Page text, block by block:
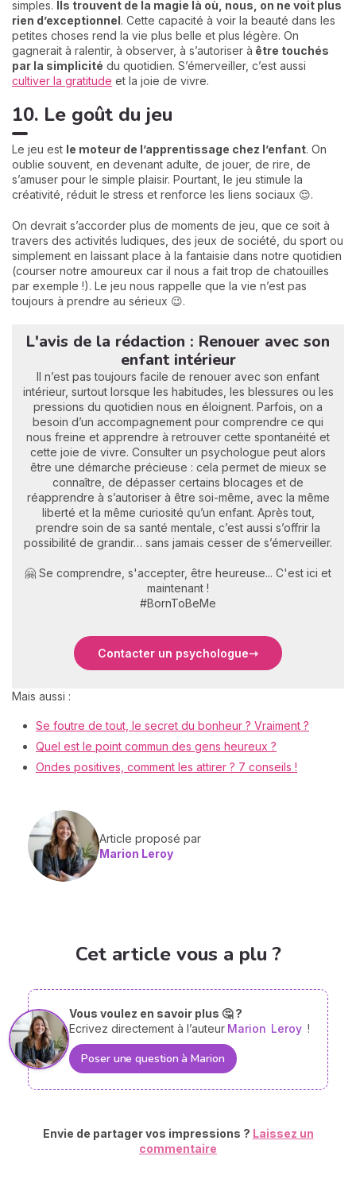
simples. Ils trouvent de la magie là où, nous, on ne voit plus
rien d’exceptionnel. Cette capacité à voir la beauté dans les
petites choses rend la vie plus belle et plus légère. On
gagnerait à ralentir, à observer, à s’autoriser à être touchés
par la simplicité du quotidien. S’émerveiller, c’est aussi
cultiver la gratitude et la joie de vivre.
10. Le goût du jeu
Le jeu est le moteur de l’apprentissage chez l’enfant. On
oublie souvent, en devenant adulte, de jouer, de rire, de
s’amuser pour le simple plaisir. Pourtant, le jeu stimule la
créativité, réduit le stress et renforce les liens sociaux 😌.
On devrait s’accorder plus de moments de jeu, que ce soit à
travers des activités ludiques, des jeux de société, du sport ou
simplement en laissant place à la fantaisie dans notre quotidien
(courser notre amoureux car il nous a fait trop de chatouilles
par exemple !). Le jeu nous rappelle que la vie n’est pas
toujours à prendre au sérieux 😉.
L'avis de la rédaction : Renouer avec son
enfant intérieur
Il n’est pas toujours facile de renouer avec son enfant
intérieur, surtout lorsque les habitudes, les blessures ou les
pressions du quotidien nous en éloignent. Parfois, on a
besoin d’un accompagnement pour comprendre ce qui
nous freine et apprendre à retrouver cette spontanéité et
cette joie de vivre. Consulter un psychologue peut alors
être une démarche précieuse : cela permet de mieux se
connaître, de dépasser certains blocages et de
réapprendre à s’autoriser à être soi-même, avec la même
liberté et la même curiosité qu’un enfant. Après tout,
prendre soin de sa santé mentale, c’est aussi s’offrir la
possibilité de grandir… sans jamais cesser de s’émerveiller.
🤗 Se comprendre, s'accepter, être heureuse... C'est ici et
maintenant !
#BornToBeMe
Contacter un psychologue
Mais aussi :
Se foutre de tout, le secret du bonheur ? Vraiment ?
Quel est le point commun des gens heureux ?
Ondes positives, comment les attirer ? 7 conseils !
Article proposé par
Marion Leroy
Cet article vous a plu ?
Vous voulez en savoir plus 🤔 ?
Ecrivez directement à l’auteur Marion Leroy !
Poser une question à Marion
Envie de partager vos impressions ? Laissez un
commentaire